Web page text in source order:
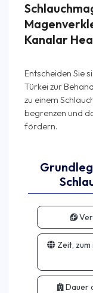
Kanalar
Entscheiden Sie
Türkei zur
zu einem
begrenzen und
Zeit,
Dauer